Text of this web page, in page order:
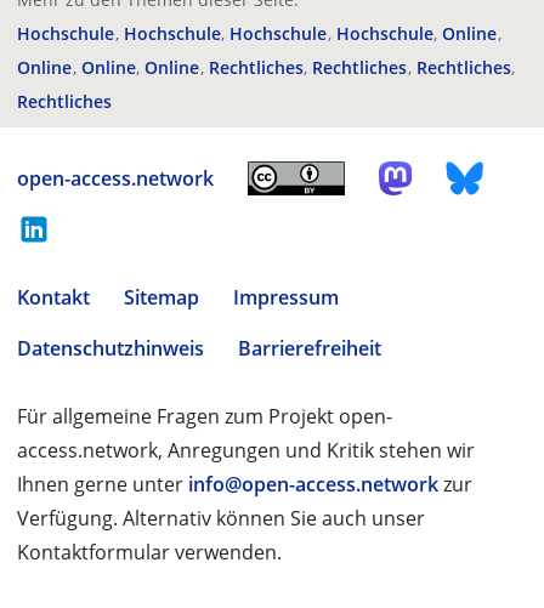
Hochschule Hochschule Hochschule Hochschule Online
Online Online Online Rechtliches Rechtliches Rechtliches
Rechtliches
open-access.network
Kontakt Sitemap
Impressum
Datenschutzhinweis
Barrierefreiheit
Für allgemeine Fragen zum Projekt open-
access.network, Anregungen und Kritik stehen wir
Ihnen gerne unter info@open-access.networkzur
Verfügung. Alternativ können Sie auch unser
Kontaktformular verwenden.